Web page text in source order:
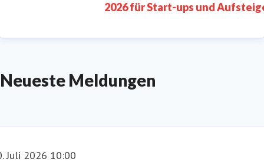
Neueste Meldungen
2026 für Start-ups und
Juli 2026 10:00